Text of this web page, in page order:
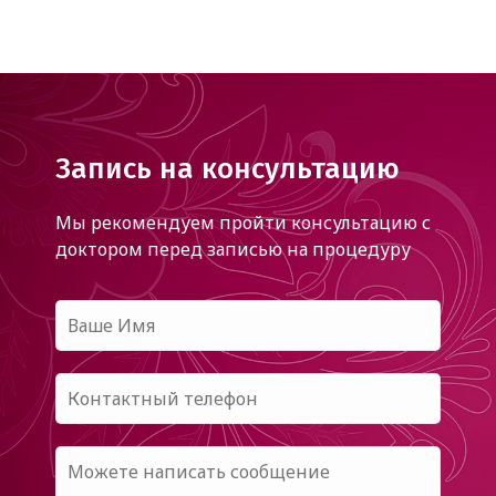
Запись на консультацию
Мы рекомендуем пройти консультацию с
доктором перед записью на процедуру